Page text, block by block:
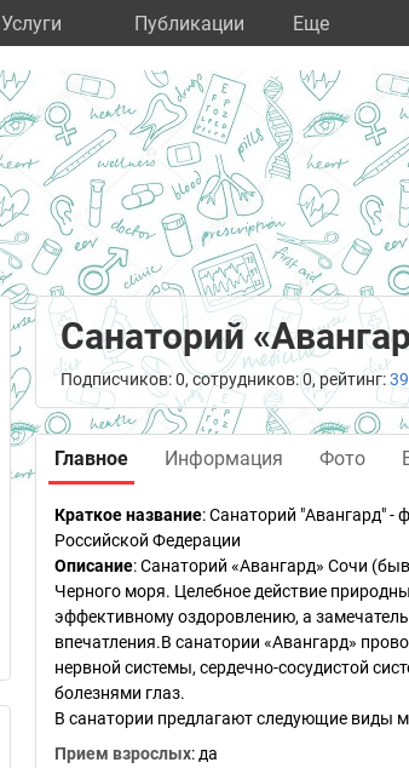
Услуги Публикации Eще
Санаторий
Подписчиков: 0, сотрудников: 0, рейтинг:
Главное Информация Фото
Краткое название:Санаторий "Авангард" -
Российской Федерации
Описание: Санаторий «Авангард» Сочи
Черного моря. Целебное действие
эффективному оздоровлению, а
впечатления.В санатории «Авангард»
нервной системы, сердечно-сосудистой
болезнями глаз.
В санатории предлагают следующие виды
Прием взрослых: да